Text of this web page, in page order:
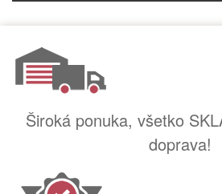
Široká ponuka, všetko
doprava!